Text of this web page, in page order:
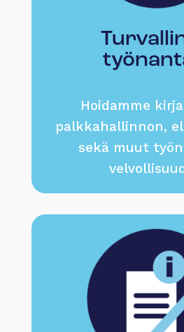
Hoidamme
palkkahallinnon,
sekä muut